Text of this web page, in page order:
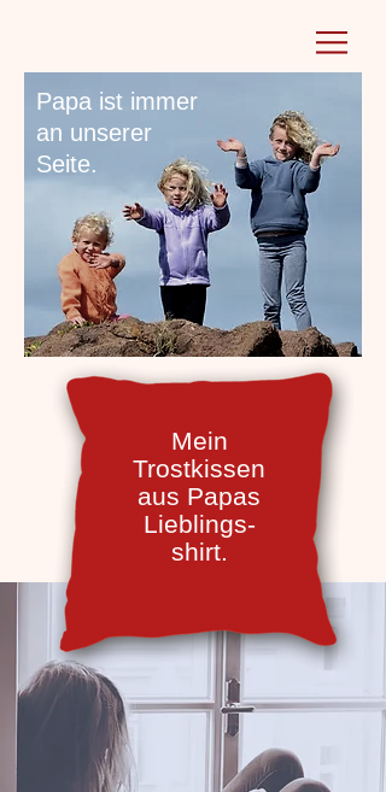
Mein
Trostkissen
aus Papas
Lieblings-
shirt.
Papa ist immer
an unserer
Seite.